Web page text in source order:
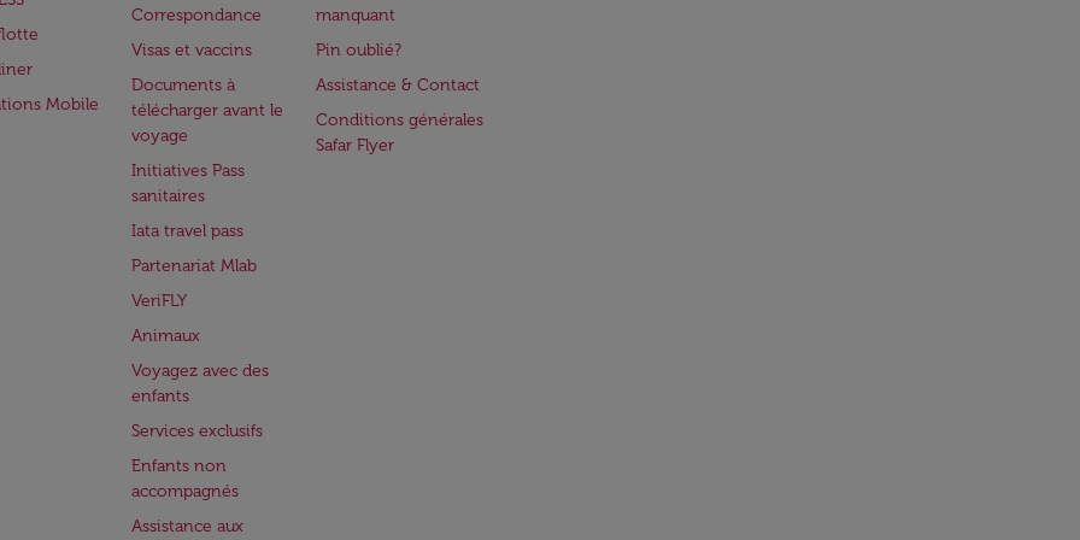
Mobile
Correspondance
Visas et vaccins
Documents à
télécharger avant le
voyage
Initiatives Pass
sanitaires
Iata travel pass
Partenariat Mlab
VeriFLY
Animaux
Voyagez avec des
enfants
Services exclusifs
Enfants non
accompagnés
Assistance aux
manquant
Pin oublié?
Assistance & Contact
Conditions générales
Safar Flyer